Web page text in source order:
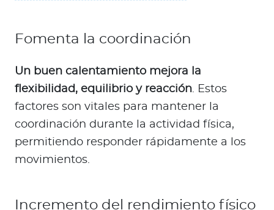
Fomenta la coordinación
Un buen calentamiento mejora la
flexibilidad, equilibrio y reacción. Estos
factores son vitales para mantener la
coordinación durante la actividad física,
permitiendo responder rápidamente a los
movimientos.
Incremento del rendimiento físico